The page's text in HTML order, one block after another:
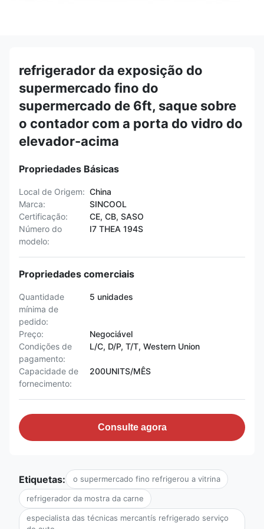
refrigerador da exposição do
supermercado fino do
supermercado de 6ft, saque sobre
o contador com a porta do vidro do
elevador-acima
Propriedades Básicas
Local de Origem: China
Marca:
SINCOOL
Certificação:
CE, CB, SASO
Número do
modelo:
I7 THEA 194S
Propriedades comerciais
Quantidade
mínima de
pedido:
5 unidades
Preço:
Negociável
Condições de
pagamento:
L/C, D/P, T/T, Western Union
Capacidade de
fornecimento:
200UNITS/MÊS
Consulte agora
Etiquetas: o supermercado fino refrigerou a vitrina
refrigerador da mostra da carne
especialista das técnicas mercantís refrigerado serviço